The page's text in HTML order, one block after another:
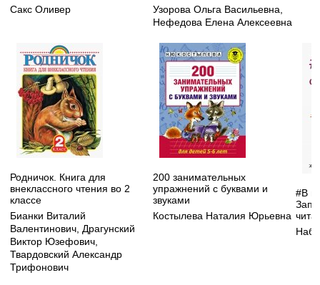
Сакс Оливер
Узорова Ольга Васильевна
Нефедова Елена Алексеевна
Родничок. Книга для
внеклассного чтения во 2
классе
Бианки Виталий
Валентинович Драгунский
Виктор Юзефович
Твардовский Александр
Трифонович
200 занимательных
упражнений с буквами и
звуками
Костылева Наталия Юрьевна
#В